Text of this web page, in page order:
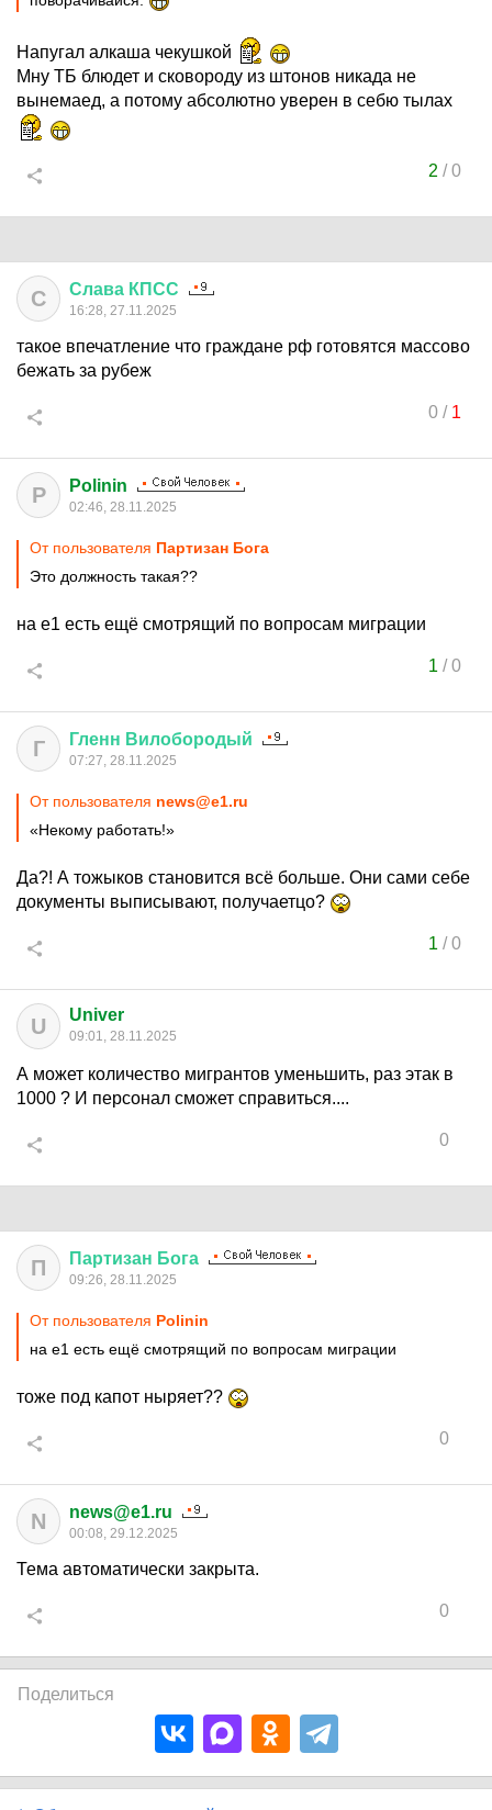
Напугал алкаша чекушкой
Мну ТБ блюдет и сковороду из штонов никада не
вынемаед, а потому абсолютно уверен в себю тылах
2 /0
С Слава КПСС
16:28, 27.11.2025
такое впечатление что граждане рф готовятся массово
бежать за рубеж
0/ 1
P Polinin
02:46, 28.11.2025
От пользователя Партизан Бога
Это должность такая??
на е1 есть ещё смотрящий по вопросам миграции
1 /0
Г Гленн Вилобородый
07:27, 28.11.2025
От пользователя news@e1.ru
«Некому работать!»
Да?! А тожыков становится всё больше. Они сами себе
документы выписывают, получаетцо?
1 /0
U Univer
09:01, 28.11.2025
А может количество мигрантов уменьшить, раз этак в
1000 ? И персонал сможет справиться....
0
П Партизан Бога
09:26, 28.11.2025
От пользователя Polinin
на е1 есть ещё смотрящий по вопросам миграции
тоже под капот ныряет??
0
N news@e1.ru
00:08, 29.12.2025
Тема автоматически закрыта.
0
Поделиться